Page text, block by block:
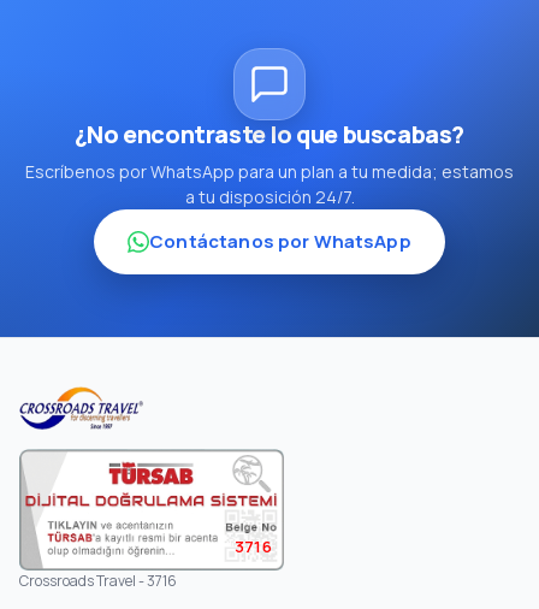
¿No encontraste lo que buscabas?
Escríbenos por WhatsApp para un plan a tu medida; estamos
a tu disposición 24/7.
Contáctanos por WhatsApp
3716
Crossroads Travel - 3716